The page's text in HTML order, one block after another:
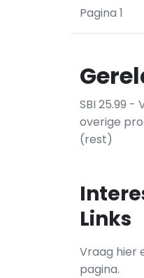
Pagina 1
SBI 25.99 -
overige
(rest)
Links
Vraag hier
pagina.